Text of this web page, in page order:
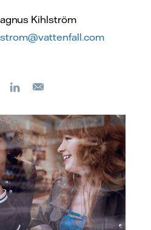
Kihlström
FacebookLinkedIn